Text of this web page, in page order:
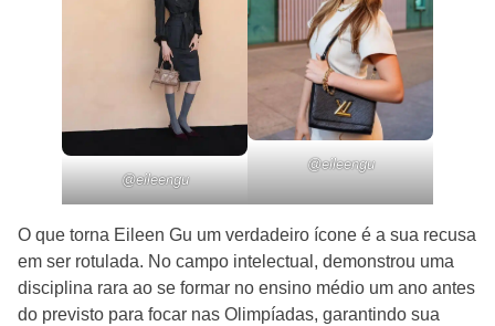
@eileengu
@eileengu
O que torna Eileen Gu um verdadeiro ícone é a sua recusa
em ser rotulada. No campo intelectual, demonstrou uma
disciplina rara ao se formar no ensino médio um ano antes
do previsto para focar nas Olimpíadas, garantindo sua